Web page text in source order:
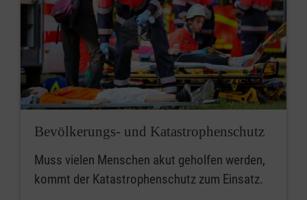
Bevölkerungs- und Katastrophen­schutz
Muss vielen Menschen akut geholfen werden,
kommt der Katastrophenschutz zum Einsatz.